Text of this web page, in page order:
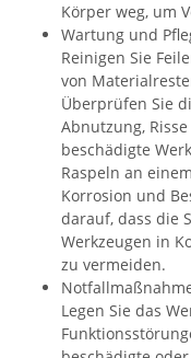
Körper weg, um
Wartung und
Reinigen Sie
von
Überprüfen Sie
Abnutzung,
beschädigte
Raspeln an
Korrosion und
darauf, dass die
Werkzeugen in
zu vermeiden.
Legen Sie das